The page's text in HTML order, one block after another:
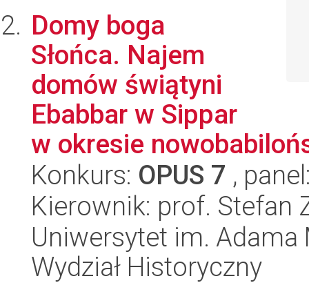
Domy boga
Słońca. Najem
domów świątyni
Ebabbar w Sippar
w okresie
Konkurs: OPUS 7 ,
Kierownik: prof. Stefan
Uniwersytet im.
Wydział Historyczny